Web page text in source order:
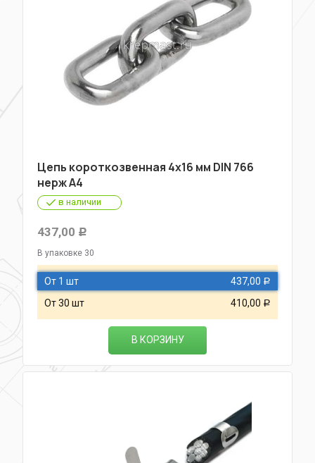
Цепь короткозвенная 4х16 мм DIN 766
нерж А4
в наличии
437,00 Р
В упаковке 30
От 1 шт 437,00 Р
От 30 шт 410,00 Р
В КОРЗИНУ